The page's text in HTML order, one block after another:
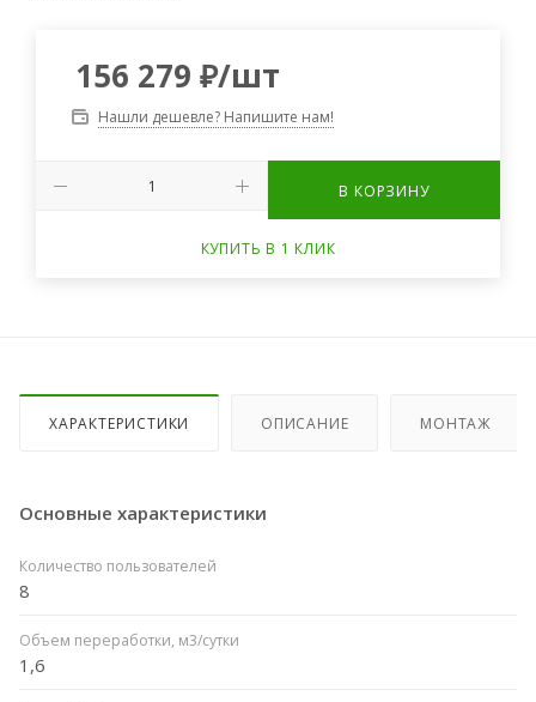
156 279 ₽/шт
Нашли дешевле? Напишите нам!
В КОРЗИНУ
КУПИТЬ В 1 КЛИК
ХАРАКТЕРИСТИКИ ОПИСАНИЕ МОНТАЖ
Основные характеристики
Количество пользователей
8
Объем переработки, м3/сутки
1,6